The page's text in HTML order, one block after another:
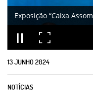
Exposição “Caixa
13JUNHO2024
NOTÍCIAS